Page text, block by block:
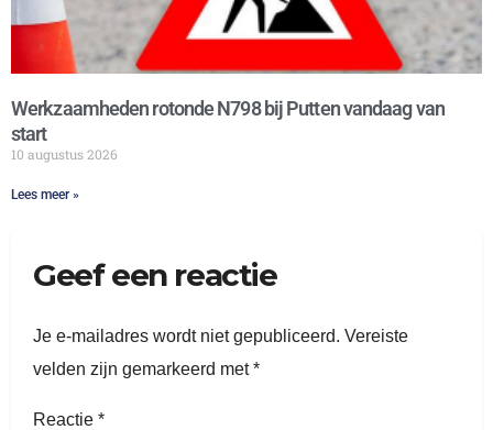
Werkzaamheden rotonde N798 bij Putten vandaag van
start
10 augustus 2026
Lees meer »
Geef een reactie
Je e-mailadres wordt niet gepubliceerd. Vereiste
velden zijn gemarkeerd met*
Reactie *